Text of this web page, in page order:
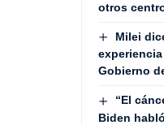
otros
Milei
Gobierno
“El
Biden